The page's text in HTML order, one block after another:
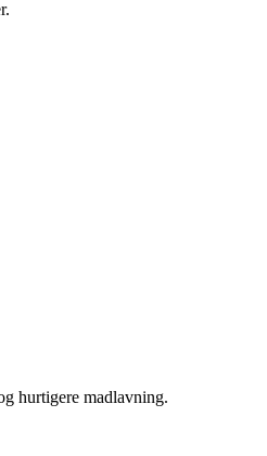
hurtigere madlavning.